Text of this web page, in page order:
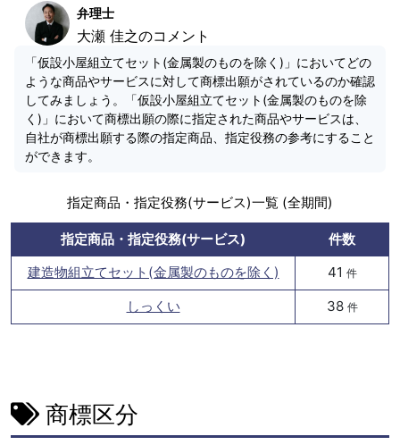
弁理士
大瀬 佳之のコメント
「仮設小屋組立てセット(金属製のものを除く)」においてどの
ような商品やサービスに対して商標出願がされているのか確認
してみましょう。「仮設小屋組立てセット(金属製のものを除
く)」において商標出願の際に指定された商品やサービスは、
自社が商標出願する際の指定商品、指定役務の参考にすること
ができます。
指定商品・指定役務(サービス)一覧 (全期間)
指定商品・指定役務(サービス)
件数
建造物組立てセット(金属製のものを除く)
41 件
しっくい 38 件
商標区分